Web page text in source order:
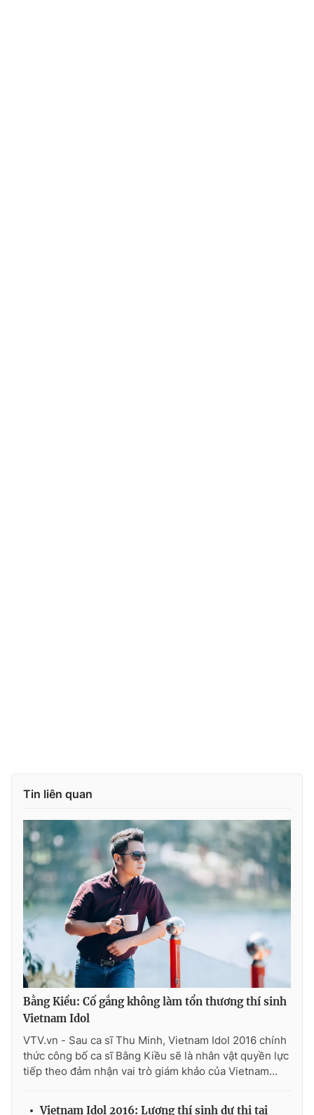
Tin liên quan
Bằng Kiều: Cố gắng không làm tổn thương thí sinh
Vietnam Idol
VTV.vn - Sau ca sĩ Thu Minh, Vietnam Idol 2016 chính
thức công bố ca sĩ Bằng Kiều sẽ là nhân vật quyền lực
tiếp theo đảm nhận vai trò giám khảo của Vietnam...
Vietnam Idol 2016: Lượng thí sinh dự thi tại